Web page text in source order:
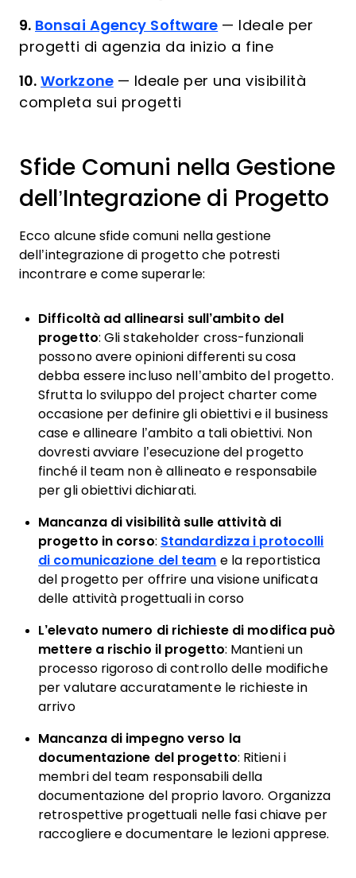
9. Bonsai Agency Software —
Ideale per
progetti di agenzia da inizio a fine
10. Workzone — Ideale per una visibilità
completa sui progetti
Sfide Comuni nella Gestione
dell’Integrazione di Progetto
Ecco alcune sfide comuni nella gestione
dell’integrazione di progetto che potresti
incontrare e come superarle:
Difficoltà ad allinearsi sull’ambito del
progetto: Gli stakeholder cross-funzionali
possono avere opinioni differenti su cosa
debba essere incluso nell’ambito del progetto.
Sfrutta lo sviluppo del project charter come
occasione per definire gli obiettivi e il business
case e allineare l’ambito a tali obiettivi. Non
dovresti avviare l’esecuzione del progetto
finché il team non è allineato e responsabile
per gli obiettivi dichiarati.
Mancanza di visibilità sulle attività di
progetto in corso: Standardizza i protocolli
di comunicazione del team e la reportistica
del progetto per offrire una visione unificata
delle attività progettuali in corso
L’elevato numero di richieste di modifica può
mettere a rischio il progetto: Mantieni un
processo rigoroso di controllo delle modifiche
per valutare accuratamente le richieste in
arrivo
Mancanza di impegno verso la
documentazione del progetto: Ritieni i
membri del team responsabili della
documentazione del proprio lavoro. Organizza
retrospettive progettuali nelle fasi chiave per
raccogliere e documentare le lezioni apprese.